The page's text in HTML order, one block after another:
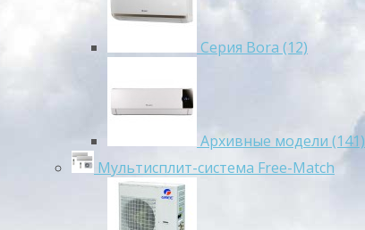
Серия Bora (12)
Архивные модели (141)
Мультисплит-система Free-Match